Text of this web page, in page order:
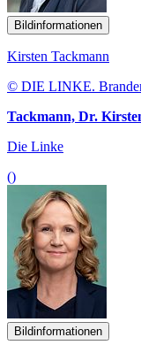
Bildinformationen
Kirsten Tackmann
© DIE LINKE.
Tackmann, Dr.
Die Linke
()
Bildinformationen